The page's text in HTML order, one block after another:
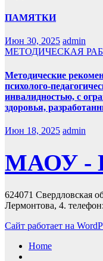
ПАМЯТКИ
Июн 30, 2025 admin
МЕТОДИЧЕСКАЯ
Методические
психолого-
инвалидностью, с
здоровья,
Июн 18, 2025 admin
МАОУ -
624071 Свердловская
Лермонтова, 4.
Сайт работает на
Home